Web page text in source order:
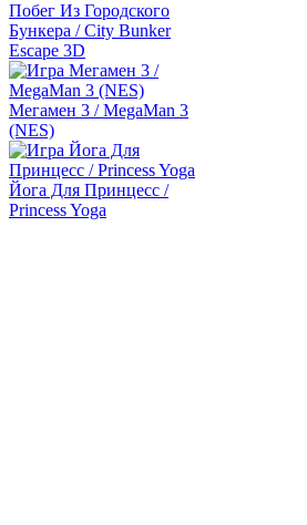
Побег Из Городского
Бункера / City Bunker
Escape 3D
Мегамен 3 / MegaMan 3
(NES)
Йога Для Принцесс /
Princess Yoga